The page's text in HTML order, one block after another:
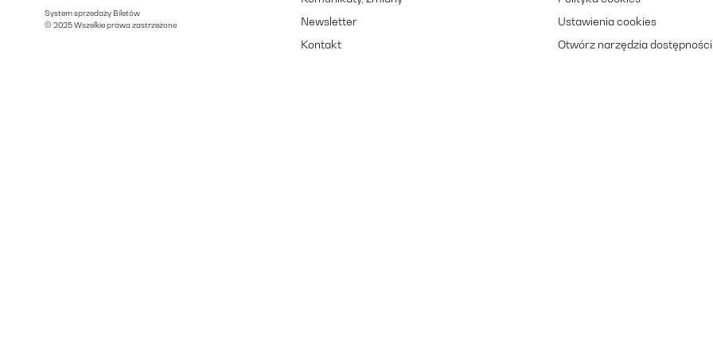
System sprzedaży Biletów
© 2025 Wszelkie prawa zastrzeżone
Newsletter
Kontakt
Ustawienia cookies
Otwórz narzędzia dostępności